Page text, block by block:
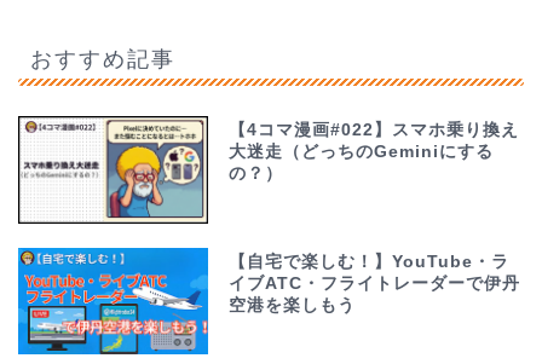
おすすめ記事
【4コマ漫画#022】スマホ乗り換え
大迷走（どっちのGeminiにする
の？）
【自宅で楽しむ！】YouTube・ラ
イブATC・フライトレーダーで伊丹
空港を楽しもう